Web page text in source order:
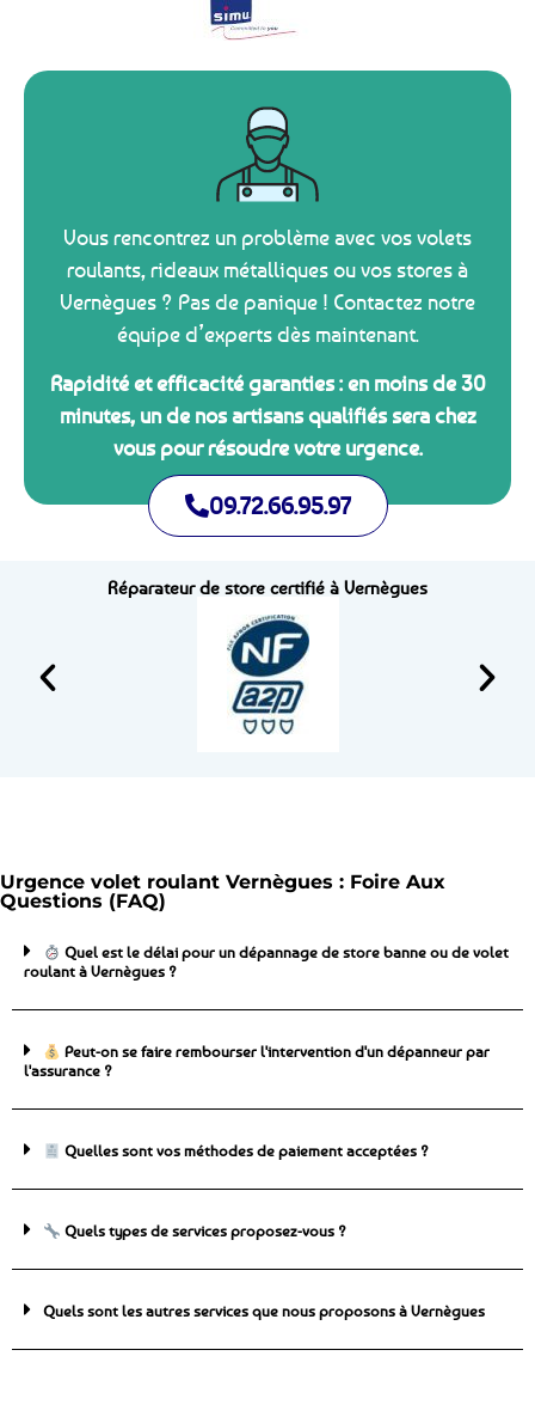
Vous rencontrez un problème avec vos volets
roulants, rideaux métalliques ou vos stores à
Vernègues ? Pas de panique ! Contactez notre
équipe d’experts dès maintenant.
Rapidité et efficacité garanties : en moins de 30
minutes, un de nos artisans qualifiés sera chez
vous pour résoudre votre urgence.
09.72.66.95.97
Réparateur de store certifié à Vernègues
Urgence volet roulant Vernègues : Foire Aux
Questions (FAQ)
Quel est le délai pour un dépannage de store banne ou de volet
roulant à Vernègues ?
Peut-on se faire rembourser l'intervention d'un dépanneur par
l'assurance ?
Quelles sont vos méthodes de paiement acceptées ?
Quels types de services proposez-vous ?
Quels sont les autres services que nous proposons à Vernègues